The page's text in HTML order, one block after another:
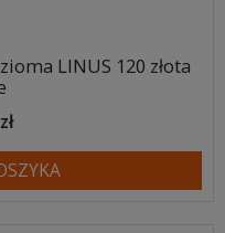
LINUS 120 złota